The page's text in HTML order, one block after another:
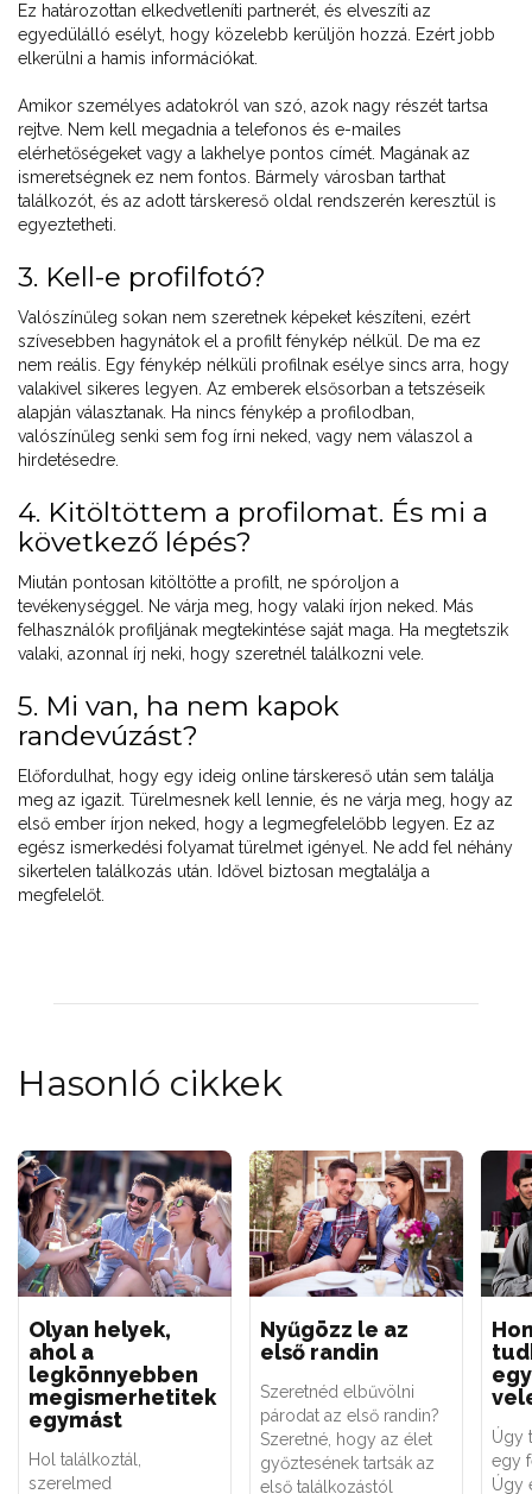
Ez határozottan elkedvetleníti partnerét, és elveszíti az
egyedülálló esélyt, hogy közelebb kerüljön hozzá. Ezért jobb
elkerülni a hamis információkat.
Amikor személyes adatokról van szó, azok nagy részét tartsa
rejtve. Nem kell megadnia a telefonos és e-mailes
elérhetőségeket vagy a lakhelye pontos címét. Magának az
ismeretségnek ez nem fontos. Bármely városban tarthat
találkozót, és az adott társkereső oldal rendszerén keresztül is
egyeztetheti.
3. Kell-e profilfotó?
Valószínűleg sokan nem szeretnek képeket készíteni, ezért
szívesebben hagynátok el a profilt fénykép nélkül. De ma ez
nem reális. Egy fénykép nélküli profilnak esélye sincs arra, hogy
valakivel sikeres legyen. Az emberek elsősorban a tetszéseik
alapján választanak. Ha nincs fénykép a profilodban,
valószínűleg senki sem fog írni neked, vagy nem válaszol a
hirdetésedre.
4. Kitöltöttem a profilomat. És mi a
következő lépés?
Miután pontosan kitöltötte a profilt, ne spóroljon a
tevékenységgel. Ne várja meg, hogy valaki írjon neked. Más
felhasználók profiljának megtekintése saját maga. Ha megtetszik
valaki, azonnal írj neki, hogy szeretnél találkozni vele.
5. Mi van, ha nem kapok
randevúzást?
Előfordulhat, hogy egy ideig online társkereső után sem találja
meg az igazit. Türelmesnek kell lennie, és ne várja meg, hogy az
első ember írjon neked, hogy a legmegfelelőbb legyen. Ez az
egész ismerkedési folyamat türelmet igényel. Ne add fel néhány
sikertelen találkozás után. Idővel biztosan megtalálja a
megfelelőt.
Hasonló cikkek
Olyan helyek,
ahol a
legkönnyebben
megismerhetitek
egymást
Hol találkoztál,
szerelmed
Nyűgözz le az
első randin
Szeretnéd elbűvölni
párodat az első randin?
Szeretné, hogy az élet
győztesének tartsák az
első találkozástól
Úgy
egy
Úgy